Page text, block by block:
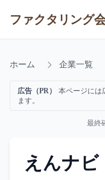
ファクタリング
ホーム 企業一覧
広告（PR）
本ページには
ます。
最終
えんナビ